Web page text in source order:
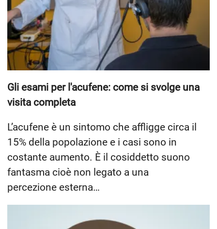
Gli esami per l'acufene: come si svolge una
visita completa
L’acufene è un sintomo che affligge circa il
15% della popolazione e i casi sono in
costante aumento. È il cosiddetto suono
fantasma cioè non legato a una
percezione esterna…